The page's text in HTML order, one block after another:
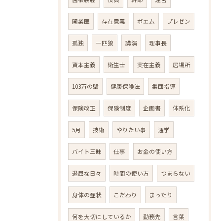
開業医 存在意義 ポエム プレゼン
孤独 一匹狼 講演 理事長
資本主義 衛生士 実在主義 居場所
103万の壁 健康保険法 集団指導
保険改正 保険制度 企画書 体系化
5月 技術 やりたい事 通学
バイト三昧 仕事 お金の使い方
退屈な日々 時間の使い方 つまらない
身体の症状 こだわり まったり
何を大切にしているか 勤務先 言葉